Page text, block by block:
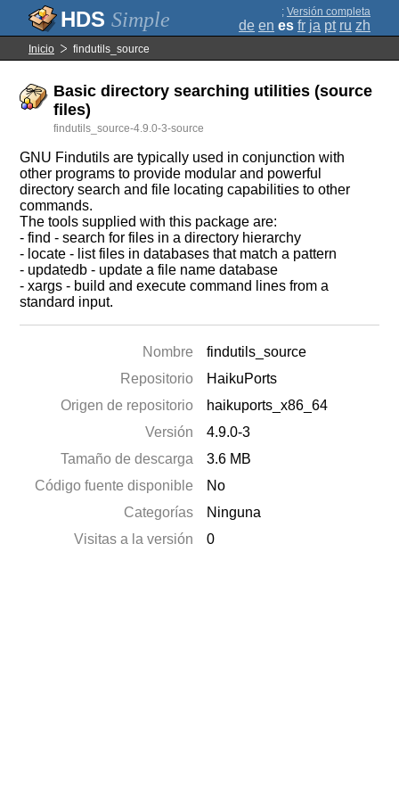
Simple ; Versión completa
de en es fr ja pt ru zh
Inicio findutils_source
Basic directory searching utilities (source
files)
findutils_source-4.9.0-3-source
GNU Findutils are typically used in conjunction with
other programs to provide modular and powerful
directory search and file locating capabilities to other
commands.
The tools supplied with this package are:
- find - search for files in a directory hierarchy
- locate - list files in databases that match a pattern
- updatedb - update a file name database
- xargs - build and execute command lines from a
standard input.
Nombre
findutils_source
Repositorio
HaikuPorts
Origen de repositorio
haikuports_x86_64
Versión
4.9.0-3
Tamaño de descarga
3.6 MB
Código fuente disponible
No
Categorías
Ninguna
Visitas a la versión
0